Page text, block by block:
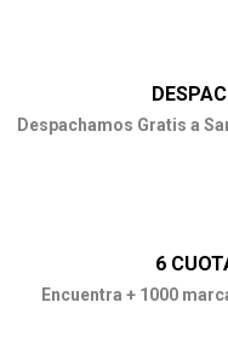
Despachamos Gratis a
6
Encuentra + 1000